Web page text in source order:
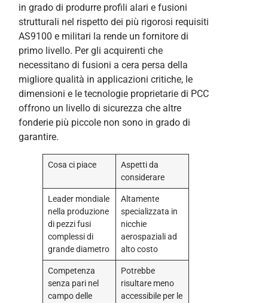
in grado di produrre profili alari e fusioni
strutturali nel rispetto dei più rigorosi requisiti
AS9100 e militari la rende un fornitore di
primo livello. Per gli acquirenti che
necessitano di fusioni a cera persa della
migliore qualità in applicazioni critiche, le
dimensioni e le tecnologie proprietarie di PCC
offrono un livello di sicurezza che altre
fonderie più piccole non sono in grado di
garantire.
Cosa ci piace
Aspetti da
considerare
Leader mondiale
nella produzione
di pezzi fusi
complessi di
grande diametro
Altamente
specializzata in
nicchie
aerospaziali ad
alto costo
Competenza
senza pari nel
campo delle
Potrebbe
risultare meno
accessibile per le